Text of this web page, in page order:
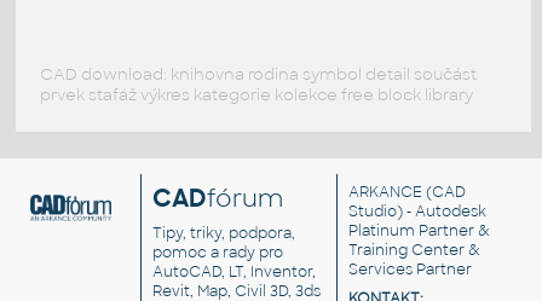
CAD download: knihovna rodina symbol detail součást
prvek stafáž výkres kategorie kolekce free block library
CADfórum
Tipy, triky, podpora,
pomoc a rady pro
AutoCAD, LT, Inventor,
Revit, Map, Civil 3D, 3ds
ARKANCE (CAD
Studio) - Autodesk
Platinum Partner &
Training Center &
Services Partner